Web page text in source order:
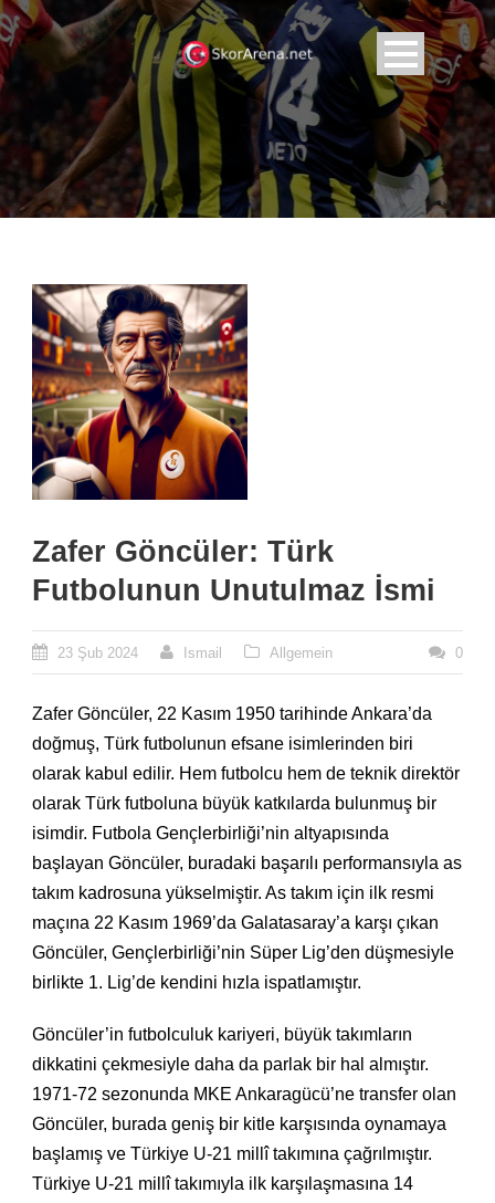
Zafer Göncüler: Türk
Futbolunun Unutulmaz İsmi
23 Şub 2024 Ismail Allgemein 0
Zafer Göncüler, 22 Kasım 1950 tarihinde Ankara’da
doğmuş, Türk futbolunun efsane isimlerinden biri
olarak kabul edilir. Hem futbolcu hem de teknik direktör
olarak Türk futboluna büyük katkılarda bulunmuş bir
isimdir. Futbola Gençlerbirliği’nin altyapısında
başlayan Göncüler, buradaki başarılı performansıyla as
takım kadrosuna yükselmiştir. As takım için ilk resmi
maçına 22 Kasım 1969’da Galatasaray’a karşı çıkan
Göncüler, Gençlerbirliği’nin Süper Lig’den düşmesiyle
birlikte 1. Lig’de kendini hızla ispatlamıştır.
Göncüler’in futbolculuk kariyeri, büyük takımların
dikkatini çekmesiyle daha da parlak bir hal almıştır.
1971-72 sezonunda MKE Ankaragücü’ne transfer olan
Göncüler, burada geniş bir kitle karşısında oynamaya
başlamış ve Türkiye U-21 millî takımına çağrılmıştır.
Türkiye U-21 millî takımıyla ilk karşılaşmasına 14